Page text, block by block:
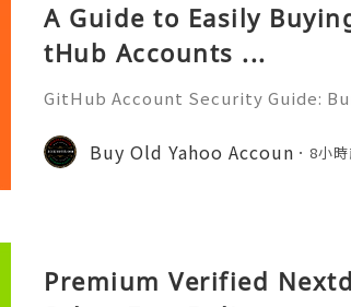
A Guide to Easily
tHub Accounts ...
GitHub Account Security Guide:
d's leading platforms for software
ration. Millions of develo
Buy Old Yahoo Accoun 8小
Premium Verified